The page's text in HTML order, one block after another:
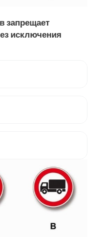
запрещает
исключения